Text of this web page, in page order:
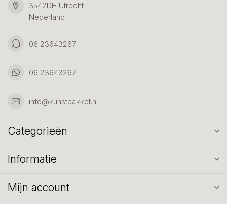
3542DH Utrecht
Nederland
06 23643267
06 23643267
info@kunstpakket.nl
Categorieën
Informatie
Mijn account